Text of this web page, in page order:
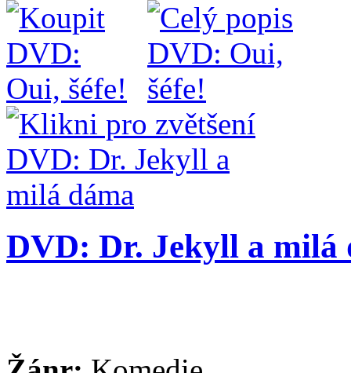
DVD: Dr. Jekyll a milá